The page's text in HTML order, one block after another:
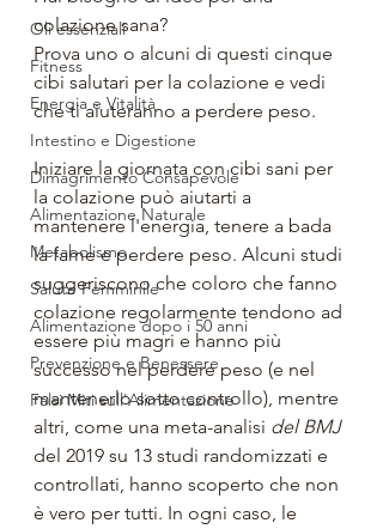
Oli essenziali
Fitness
Energia e Vitalità
Intestino e Digestione
Dimagrimento Consapevole
Alimentazione Naturale
Metabolismo
Salute Femminile
Alimentazione dopo i 50 anni
Prevenzione e Benessere
Falsi Miti sull'Alimentazione
colazione sana?
Prova uno o alcuni di questi cinque
cibi salutari per la colazione e vedi
che ti aiuteranno a perdere peso.
Iniziare la giornata con cibi sani per
la colazione può aiutarti a
mantenere l'energia, tenere a bada
la fame e perdere peso. Alcuni studi
suggeriscono che coloro che fanno
colazione regolarmente tendono ad
essere più magri e hanno più
successo nel perdere peso (e nel
mantenerlo sotto controllo), mentre
altri, come una meta-analisi del BMJ
del 2019 su 13 studi randomizzati e
controllati, hanno scoperto che non
è vero per tutti. In ogni caso, le